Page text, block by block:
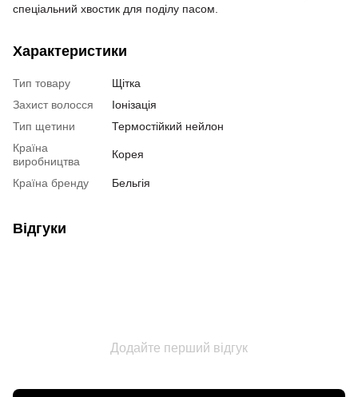
спеціальний хвостик для поділу пасом.
Характеристики
Тип товару
Щітка
Захист волосся
Іонізація
Тип щетини
Термостійкий нейлон
Країна
виробництва
Корея
Країна бренду Бельгія
Відгуки
Додайте перший відгук